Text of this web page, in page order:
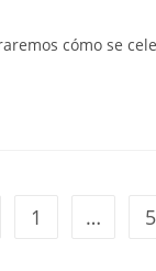
cómo se
1 … 5